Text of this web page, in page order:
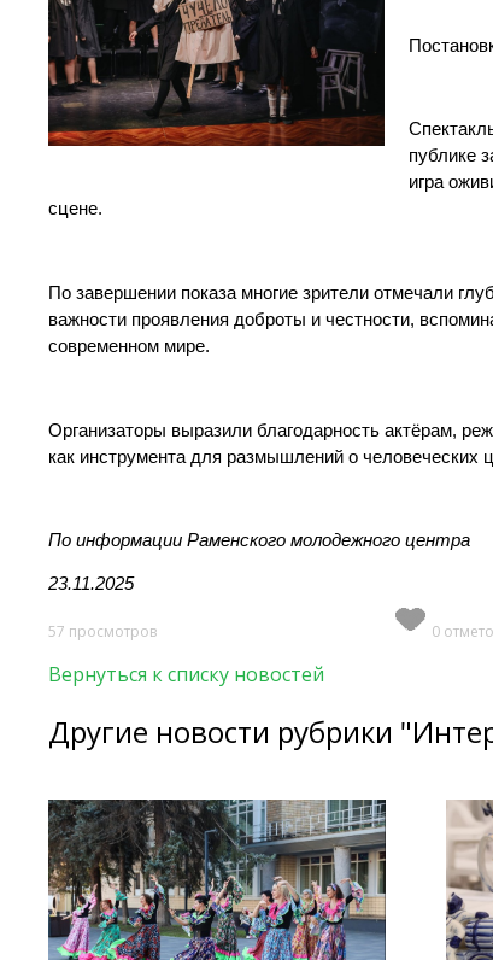
публике
игра
сцене.
По завершении показа многие зрители отмечали
важности проявления доброты и честности,
современном мире.
Организаторы выразили благодарность актёрам,
как инструмента для размышлений о человеческих
По информации Раменского молодежного центра
23.11.2025
57 просмотров 0
Вернуться к списку новостей
Другие новости рубрики